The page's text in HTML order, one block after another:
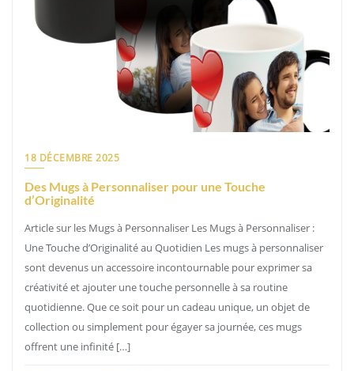
18 DÉCEMBRE 2025
Des Mugs à Personnaliser pour une Touche
d’Originalité
Article sur les Mugs à Personnaliser Les Mugs à Personnaliser :
Une Touche d’Originalité au Quotidien Les mugs à personnaliser
sont devenus un accessoire incontournable pour exprimer sa
créativité et ajouter une touche personnelle à sa routine
quotidienne. Que ce soit pour un cadeau unique, un objet de
collection ou simplement pour égayer sa journée, ces mugs
offrent une infinité […]